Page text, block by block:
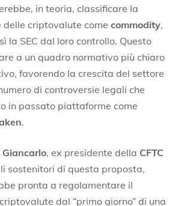
in teoria, classificare la
criptovalute come commodity,
la SEC dal loro controllo. Questo
a un quadro normativo più chiaro
favorendo la crescita del settore
di controversie legali che
in passato piattaforme come
.
Giancarlo, ex presidente della CFTC
sostenitori di questa proposta,
pronta a regolamentare il
dal “primo giorno” di una